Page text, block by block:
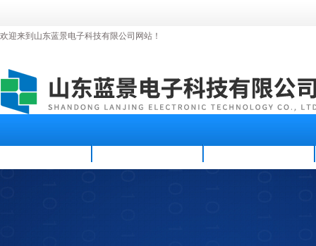
欢迎来到山东蓝景电子科技有限公司网站！